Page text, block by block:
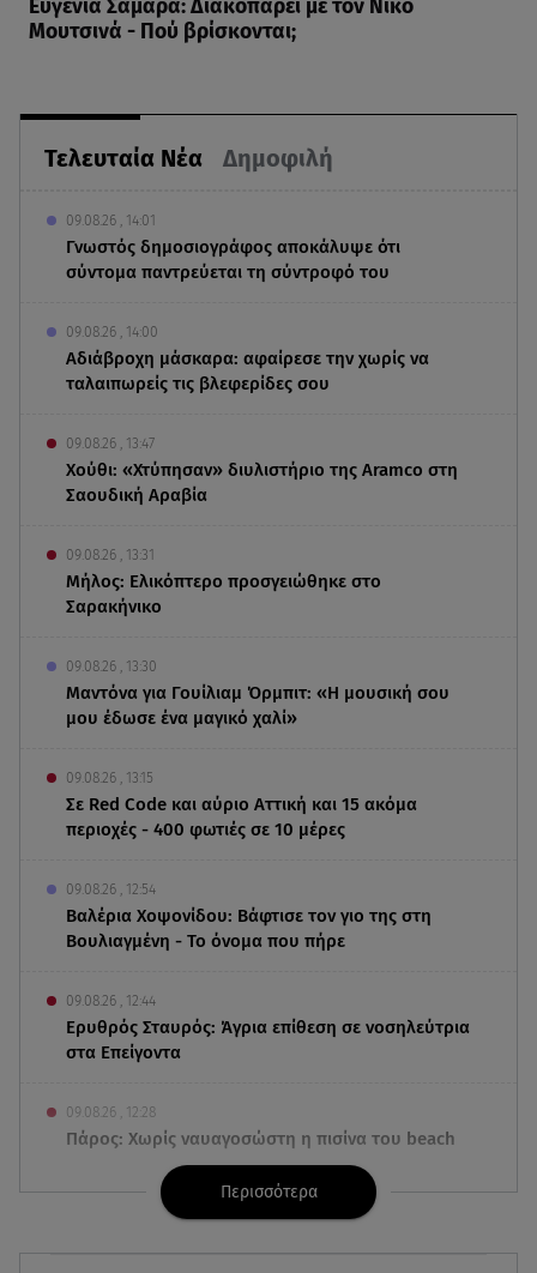
Τελευταία Νέα Δημοφιλή
09.08.26 , 14:01
Γνωστός δημοσιογράφος αποκάλυψε ότι
σύντομα παντρεύεται τη σύντροφό του
09.08.26 , 14:00
Αδιάβροχη μάσκαρα: αφαίρεσε την χωρίς να
ταλαιπωρείς τις βλεφερίδες σου
09.08.26 , 13:47
Χούθι: «Χτύπησαν» διυλιστήριο της Aramco στη
Σαουδική Αραβία
09.08.26 , 13:31
Μήλος: Ελικόπτερο προσγειώθηκε στο
Σαρακήνικο
09.08.26 , 13:30
Μαντόνα για Γουίλιαμ Όρμπιτ: «Η μουσική σου
μου έδωσε ένα μαγικό χαλί»
09.08.26 , 13:15
Σε Red Code και αύριο Αττική και 15 ακόμα
περιοχές - 400 φωτιές σε 10 μέρες
09.08.26 , 12:54
Βαλέρια Χοψονίδου: Βάφτισε τον γιο της στη
Βουλιαγμένη - Το όνομα που πήρε
09.08.26 , 12:44
Ερυθρός Σταυρός: Άγρια επίθεση σε νοσηλεύτρια
στα Επείγοντα
09.08.26 , 12:28
Πάρος: Χωρίς ναυαγοσώστη η πισίνα του beach
bar όπου πνίγηκε ο 4χρονος
Hyundai και Healthy Seas: Καθάρισαν 36 τόνους
Περισσότερα
Ευγενία Σαμαρά: Διακοπάρει με τον Νίκο
Μουτσινά - Πού βρίσκονται;